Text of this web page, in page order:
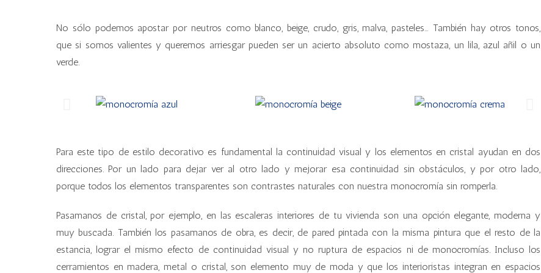
No sólo podemos apostar por neutros como blanco, beige, crudo, gris, malva, pasteles… También hay otros tonos,
que si somos valientes y queremos arriesgar pueden ser un acierto absoluto como mostaza, un lila, azul añil o un
verde.
Para este tipo de estilo decorativo es fundamental la continuidad visual y los elementos en cristal ayudan en dos
direcciones. Por un lado para dejar ver al otro lado y mejorar esa continuidad sin obstáculos, y por otro lado,
porque todos los elementos transparentes son contrastes naturales con nuestra monocromía sin romperla.
Pasamanos de cristal, por ejemplo, en las escaleras interiores de tu vivienda son una opción elegante, moderna y
muy buscada. También los pasamanos de obra, es decir, de pared pintada con la misma pintura que el resto de la
estancia, lograr el mismo efecto de continuidad visual y no ruptura de espacios ni de monocromías. Incluso los
cerramientos en madera, metal o cristal, son elemento muy de moda y que los interioristas integran en espacios